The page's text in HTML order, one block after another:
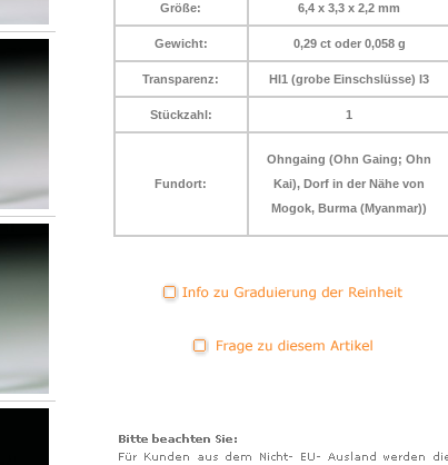
Größe: 6,4 x 3,3 x 2,2 mm
Gewicht: 0,29 ct oder 0,058 g
Transparenz: HI1 (grobe Einschslüsse) I3
Stückzahl: 1
Fundort:
Ohngaing (Ohn Gaing; Ohn
Kai), Dorf in der Nähe von
Mogok, Burma (Myanmar))